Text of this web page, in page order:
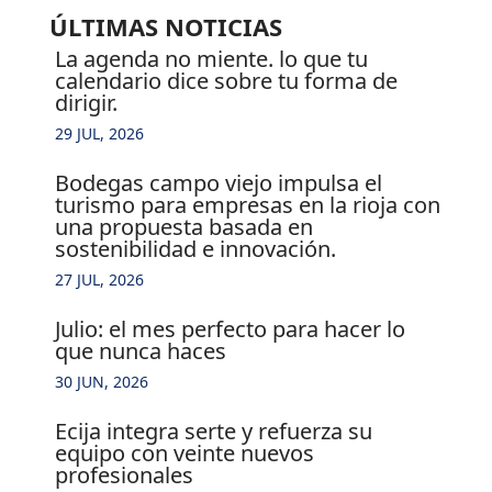
ÚLTIMAS NOTICIAS
la agenda no miente. lo que tu
calendario dice sobre tu forma de
dirigir.
29 JUL, 2026
bodegas campo viejo impulsa el
turismo para empresas en la rioja con
una propuesta basada en
sostenibilidad e innovación.
27 JUL, 2026
julio: el mes perfecto para hacer lo
que nunca haces
30 JUN, 2026
ecija integra serte y refuerza su
equipo con veinte nuevos
profesionales